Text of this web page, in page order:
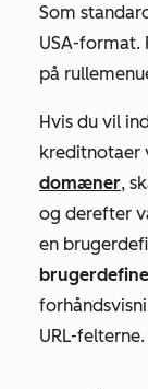
Som
USA-
på
Hvis du vil
kreditnotaer
domæner,
og derefter
en
URL-felterne.